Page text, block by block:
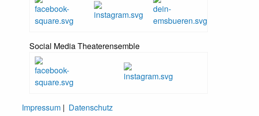
Social Media Theaterensemble
Impressum | Datenschutz